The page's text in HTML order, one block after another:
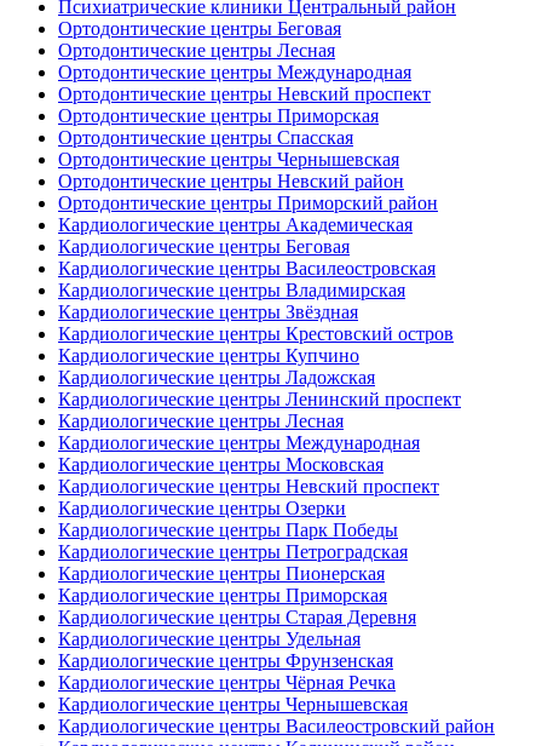
Психиатрические клиники Центральный район
Ортодонтические центры Беговая
Ортодонтические центры Лесная
Ортодонтические центры Международная
Ортодонтические центры Невский проспект
Ортодонтические центры Приморская
Ортодонтические центры Спасская
Ортодонтические центры Чернышевская
Ортодонтические центры Невский район
Ортодонтические центры Приморский район
Кардиологические центры Академическая
Кардиологические центры Беговая
Кардиологические центры Василеостровская
Кардиологические центры Владимирская
Кардиологические центры Звёздная
Кардиологические центры Крестовский остров
Кардиологические центры Купчино
Кардиологические центры Ладожская
Кардиологические центры Ленинский проспект
Кардиологические центры Лесная
Кардиологические центры Международная
Кардиологические центры Московская
Кардиологические центры Невский проспект
Кардиологические центры Озерки
Кардиологические центры Парк Победы
Кардиологические центры Петроградская
Кардиологические центры Пионерская
Кардиологические центры Приморская
Кардиологические центры Старая Деревня
Кардиологические центры Удельная
Кардиологические центры Фрунзенская
Кардиологические центры Чёрная Речка
Кардиологические центры Чернышевская
Кардиологические центры Василеостровский район